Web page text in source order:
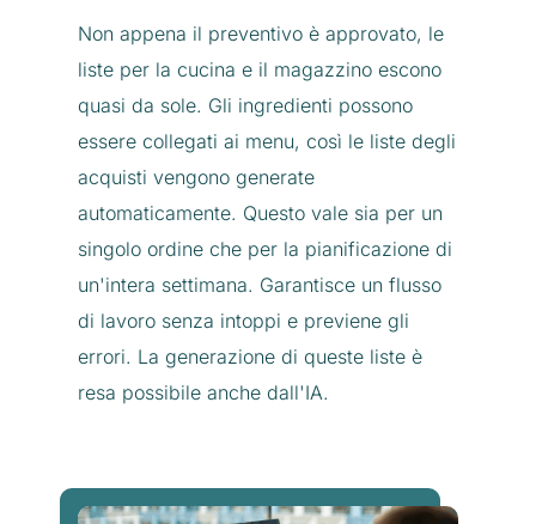
Non appena il preventivo è approvato, le
liste per la cucina e il magazzino escono
quasi da sole. Gli ingredienti possono
essere collegati ai menu, così le liste degli
acquisti vengono generate
automaticamente. Questo vale sia per un
singolo ordine che per la pianificazione di
un'intera settimana. Garantisce un flusso
di lavoro senza intoppi e previene gli
errori. La generazione di queste liste è
resa possibile anche dall'IA.